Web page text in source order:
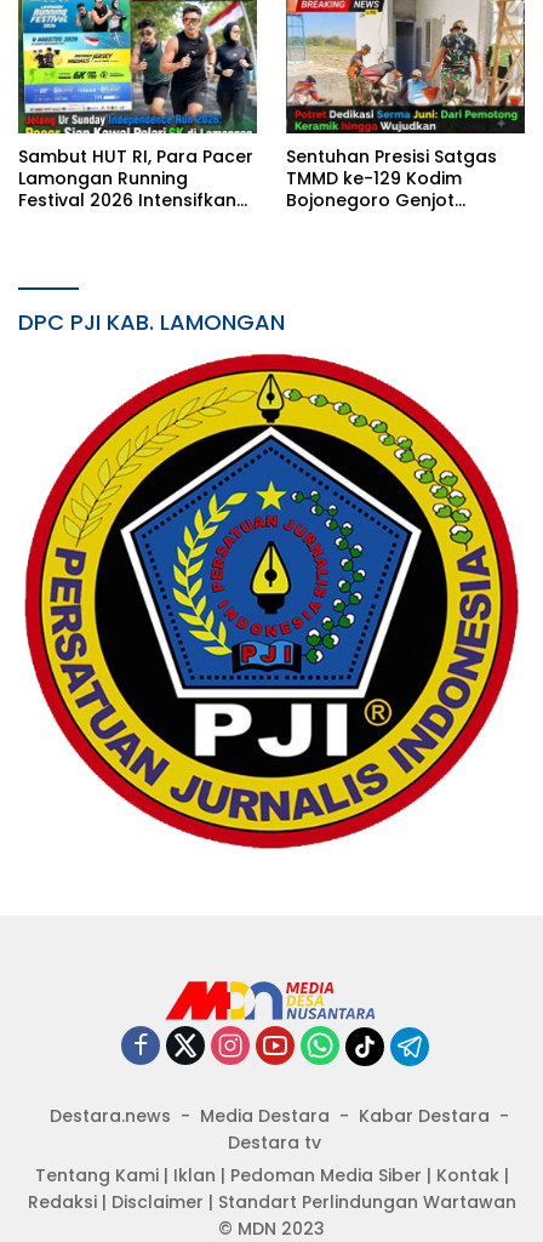
Sambut HUT RI, Para Pacer
Lamongan Running
Festival 2026 Intensifkan
Sentuhan Presisi Satgas
TMMD ke-129 Kodim
Bojonegoro Genjot
DPC PJI KAB. LAMONGAN
Destara.news Media Destara
Kabar Destara
Destara tv
Tentang Kami| Iklan | Pedoman Media Siber | Kontak|
Redaksi| Disclaimer | Standart Perlindungan Wartawan
© MDN 2023